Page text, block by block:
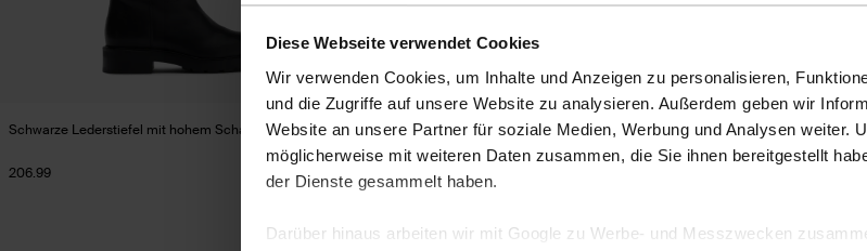
Diese Webseite verwendet Cookies
Wir verwenden Cookies, um Inhalte und Anzeigen zu personalisieren,
und die Zugriffe auf unsere Website zu analysieren. Außerdem geben wir
Website an unsere Partner für soziale Medien, Werbung und Analysen weiter.
möglicherweise mit weiteren Daten zusammen, die Sie ihnen bereitgestellt
der Dienste gesammelt haben.
Darüber hinaus arbeiten wir mit Google zu Werbe- und Messzwecken
Schwarze Lederstiefel mit hohem Schaft
206.99
Schwarze Leder-Schnürstiefeletten Schwarze